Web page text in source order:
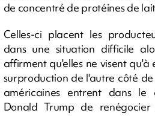
de concentré de protéines de
Celles-ci placent les
dans une situation difficile
affirment qu'elles ne visent qu'à
surproduction de l'autre côté
américaines entrent dans
Donald Trump de